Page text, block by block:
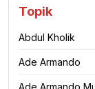
Topik
Abdul Kholik
Ade Armando